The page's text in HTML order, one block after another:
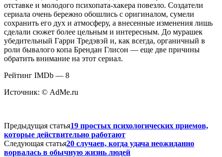
отставке и молодого психопата-хакера повезло. Создатели
сериала очень бережно обошлись с оригиналом, сумели
сохранить его дух и атмосферу, а внесенные изменения лишь
сделали сюжет более цельным и интересным. До мурашек
убедительный Гарри Тредэвэй и, как всегда, органичный в
роли бывалого копа Брендан Глисон — еще две причины
обратить внимание на этот сериал.
Рейтинг IMDb — 8
Источник: © AdMe.ru
Предыдущая статья19 простых психологических приемов,
которые действительно работают
Следующая статья20 случаев, когда удача неожиданно
ворвалась в обычную жизнь людей